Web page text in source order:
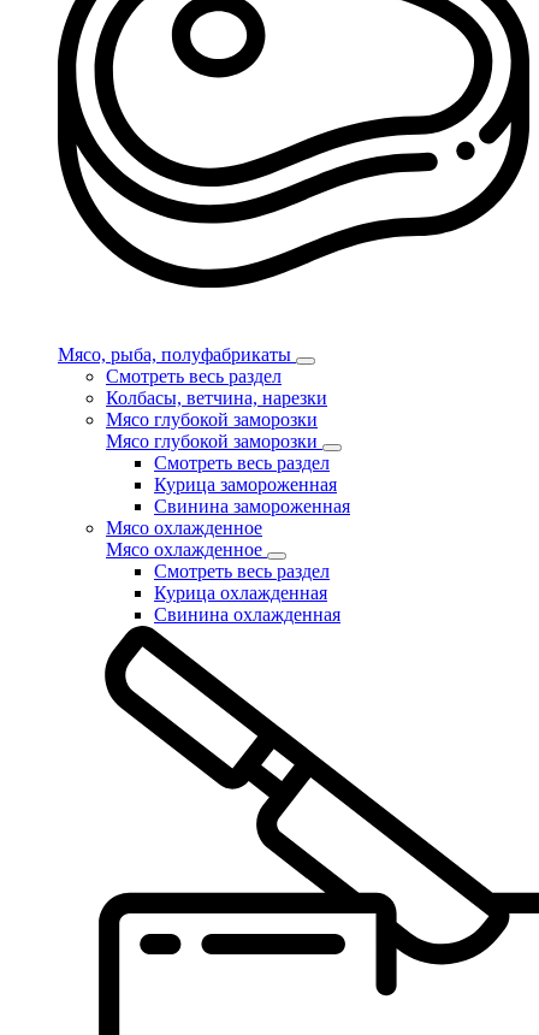
Мясо, рыба, полуфабрикаты
Смотреть весь раздел
Колбасы, ветчина, нарезки
Мясо глубокой заморозки
Мясо глубокой заморозки
Смотреть весь раздел
Курица замороженная
Свинина замороженная
Мясо охлажденное
Мясо охлажденное
Смотреть весь раздел
Курица охлажденная
Свинина охлажденная